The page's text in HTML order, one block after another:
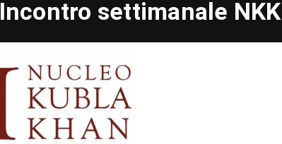
Incontro settimanale NKK